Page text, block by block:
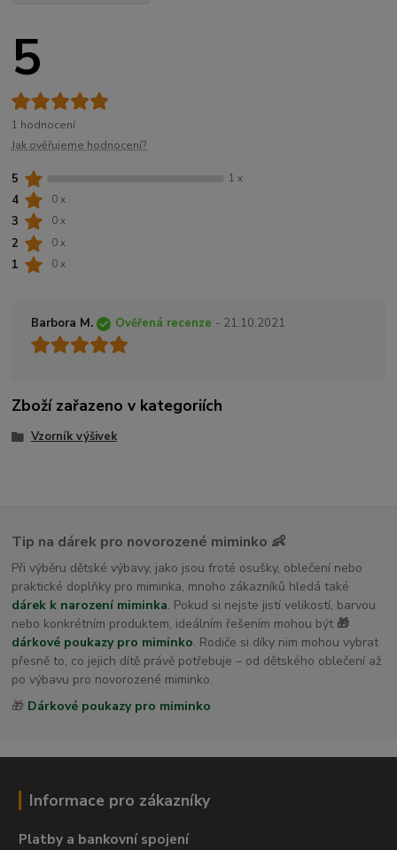
5
1 hodnocení
Jak ověřujeme hodnocení?
5 1 x
4 0 x
3 0 x
2 0 x
1 0 x
Barbora M. Ověřená recenze - 21.10.2021
Zboží zařazeno v kategoriích
Vzorník výšivek
Tip na dárek pro novorozené miminko 👶
Při výběru dětské výbavy, jako jsou froté osušky, oblečení nebo
praktické doplňky pro miminka, mnoho zákazníků hledá také
dárek k narození miminka. Pokud si nejste jistí velikostí, barvou
nebo konkrétním produktem, ideálním řešením mohou být 🎁
dárkové poukazy pro miminko. Rodiče si díky nim mohou vybrat
přesně to, co jejich dítě právě potřebuje – od dětského oblečení až
po výbavu pro novorozené miminko.
🎁 Dárkové poukazy pro miminko
Informace pro zákazníky
Platby a bankovní spojení